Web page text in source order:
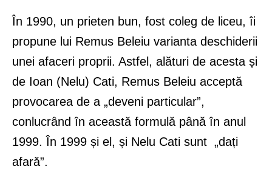
În 1990, un prieten bun, fost coleg de liceu, îi
propune lui Remus Beleiu varianta deschiderii
unei afaceri proprii. Astfel, alături de acesta și
de Ioan (Nelu) Cati, Remus Beleiu acceptă
provocarea de a „deveni particular”,
conlucrând în această formulă până în anul
1999. În 1999 și el, și Nelu Cati sunt „dați
afară”.